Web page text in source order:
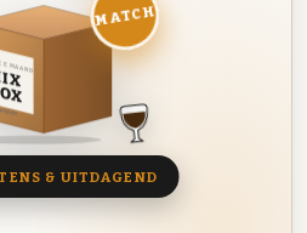
MAAND
MATCH
& UITDAGEND